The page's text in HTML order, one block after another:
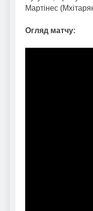
Мартінес
Огляд матчу: